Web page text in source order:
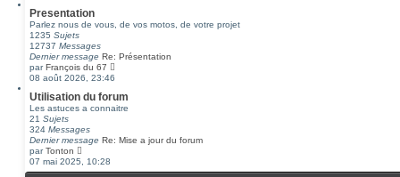
s
u
l
t
e
r
l
d
e
n
i
e
r
m
Presentation
Parlez nous de vous, de vos motos, de votre projet
1235 Sujets
12737 Messages
Dernier message Re: Présentation
parFrançois du 67
s
u
e
e
08 août 2026, 23:46
Utilisation du forum
Les astuces a connaitre
21 Sujets
324 Messages
Dernier message Re: Mise a jour du forum
parTonton
n
07 mai 2025, 10:28